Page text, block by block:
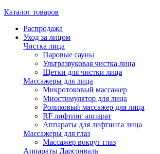
Каталог товаров
Распродажа
Уход за лицом
Чистка лица
Паровые сауны
Ультразвуковая чистка лица
Щетки для чистки лица
Массажеры для лица
Микротоковый массажер
Миостимулятор для лица
Роликовый массажер для лица
RF лифтинг аппарат
Аппараты для лифтинга лица
Массажеры для глаз
Массажер вокруг глаз
Аппараты Дарсонваль